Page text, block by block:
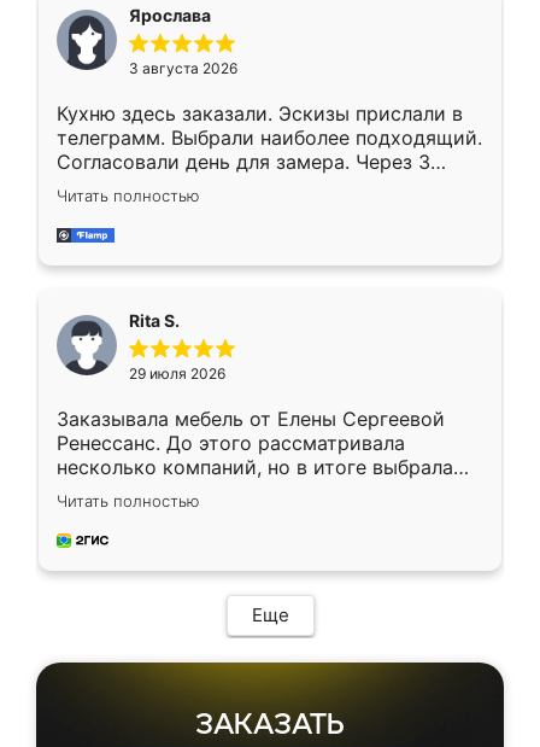
Ярослава
3 августа 2026
Кухню здесь заказали. Эскизы прислали в
телеграмм. Выбрали наиболее подходящий.
Согласовали день для замера. Через 3
недели кухня была уже готова. Остались
довольны работой. Спасибо Ренессанс
мебель за качественную работу!
Читать полностью
Rita S.
29 июля 2026
Заказывала мебель от Елены Сергеевой
Ренессанс. До этого рассматривала
несколько компаний, но в итоге выбрала
эту. Сначала обговорили условия, потом
приехал замерщик, всё спокойно объяснил
и снял размеры. Изготовили в срок, с
мебель сразу встала на свое место без
каких-либо доработок. Качеством осталась
довольна, все выглядит так, как и ожидала.
Читать полностью
Еще
ЗАКАЗАТЬ